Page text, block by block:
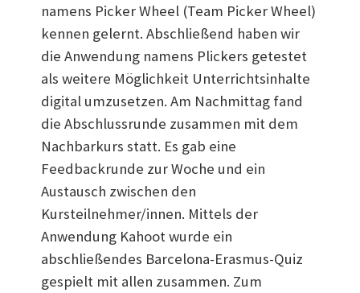
namens Picker Wheel (Team Picker Wheel)
kennen gelernt. Abschließend haben wir
die Anwendung namens Plickers getestet
als weitere Möglichkeit Unterrichtsinhalte
digital umzusetzen. Am Nachmittag fand
die Abschlussrunde zusammen mit dem
Nachbarkurs statt. Es gab eine
Feedbackrunde zur Woche und ein
Austausch zwischen den
Kursteilnehmer/innen. Mittels der
Anwendung Kahoot wurde ein
abschließendes Barcelona-Erasmus-Quiz
gespielt mit allen zusammen. Zum